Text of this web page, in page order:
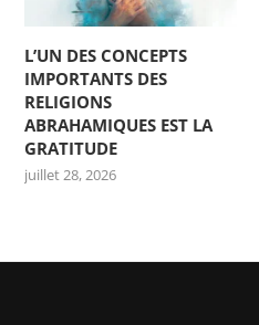
L’UN DES CONCEPTS
IMPORTANTS DES
RELIGIONS
ABRAHAMIQUES EST LA
GRATITUDE
juillet 28, 2026